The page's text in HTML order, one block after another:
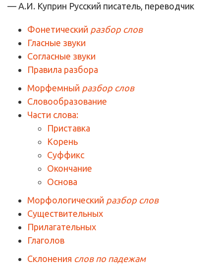
— А.И. Куприн Русский писатель, переводчик
Фонетический разбор слов
Гласные звуки
Согласные звуки
Правила разбора
Морфемный разбор слов
Словообразование
Части слова:
Приставка
Корень
Суффикс
Окончание
Основа
Морфологический разбор слов
Существительных
Прилагательных
Глаголов
Склонения слов по падежам